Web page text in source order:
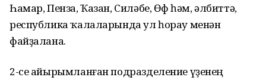
Һамар, Пенза, Ҡазан, Силәбе, Өфө һәм, әлбиттә,
республика ҡалаларында ул һорау менән
файҙалана.
2-се айырымланған подразделение үҙенең